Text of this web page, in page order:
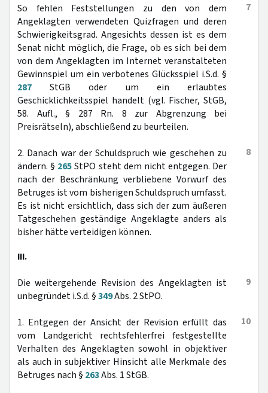
7
So fehlen Feststellungen zu den von dem
Angeklagten verwendeten Quizfragen und deren
Schwierigkeitsgrad. Angesichts dessen ist es dem
Senat nicht möglich, die Frage, ob es sich bei dem
von dem Angeklagten im Internet veranstalteten
Gewinnspiel um ein verbotenes Glücksspiel i.S.d. §
287 StGB oder um ein erlaubtes
Geschicklichkeitsspiel handelt (vgl. Fischer, StGB,
58. Aufl., § 287 Rn. 8 zur Abgrenzung bei
Preisrätseln), abschließend zu beurteilen.
8
2. Danach war der Schuldspruch wie geschehen zu
ändern. § 265StPO steht dem nicht entgegen. Der
nach der Beschränkung verbliebene Vorwurf des
Betruges ist vom bisherigen Schuldspruch umfasst.
Es ist nicht ersichtlich, dass sich der zum äußeren
Tatgeschehen geständige Angeklagte anders als
bisher hätte verteidigen können.
III.
9
Die weitergehende Revision des Angeklagten ist
unbegründet i.S.d. §349Abs. 2 StPO.
10
1. Entgegen der Ansicht der Revision erfüllt das
vom Landgericht rechtsfehlerfrei festgestellte
Verhalten des Angeklagten sowohl in objektiver
als auch in subjektiver Hinsicht alle Merkmale des
Betruges nach § 263Abs. 1 StGB.